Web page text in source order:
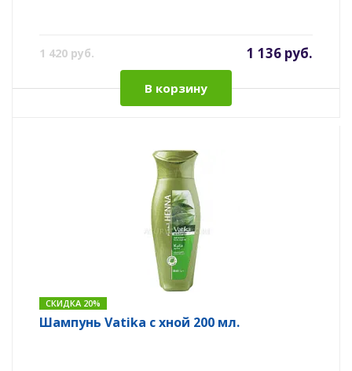
1 420 руб. 1 136 руб.
В корзину
СКИДКА 20%
Шампунь Vatika с хной 200 мл.